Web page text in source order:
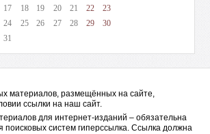
17
18 19 20 21 22
23
24
25 26 27 28 29
30
31
материалов, размещённых на сайте,
ссылки на наш сайт.
для интернет-изданий – обязательна
поисковых систем гиперссылка. Ссылка должна